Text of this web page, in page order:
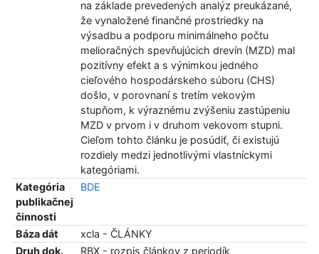
na základe prevedených analýz preukázané,
že vynaložené finančné prostriedky na
výsadbu a podporu minimálneho počtu
melioračných spevňujúcich drevín (MZD) mal
pozitívny efekt a s výnimkou jedného
cieľového hospodárskeho súboru (CHS)
došlo, v porovnaní s tretím vekovým
stupňom, k výraznému zvýšeniu zastúpeniu
MZD v prvom i v druhom vekovom stupni.
Cieľom tohto článku je posúdiť, či existujú
rozdiely medzi jednotlivými vlastníckymi
kategóriami.
Kategória
publikačnej
činnosti
BDE
Báza dát
xcla - ČLÁNKY
Druh dok.
RBX - rozpis článkov z periodík